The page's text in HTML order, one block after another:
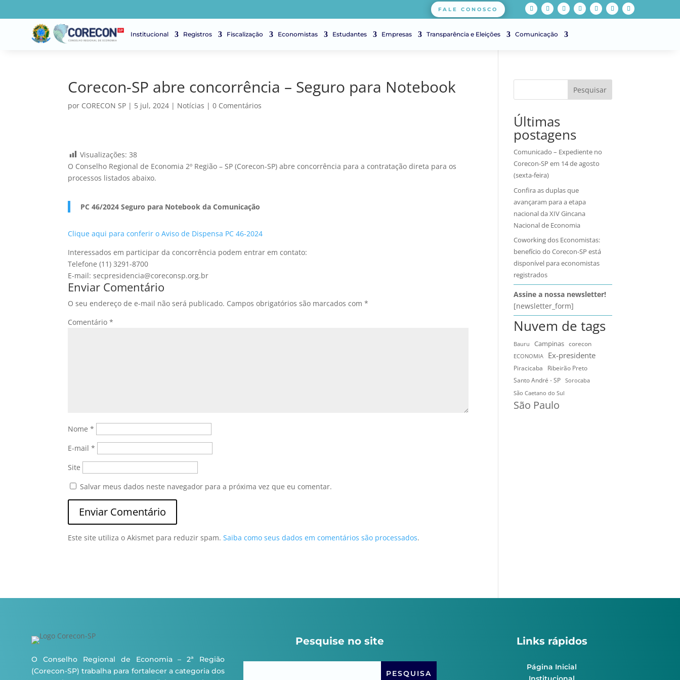
FALE CONOSCO
Institucional Registros Fiscalização Economistas Estudantes Empresas Transparência e Eleições Comunicação
Corecon-SP abre concorrência – Seguro para Notebook
por CORECON SP | 5 jul, 2024 | Notícias |0 Comentários
Visualizações: 38
O Conselho Regional de Economia 2º Região – SP (Corecon-SP) abre concorrência para a contratação direta para os
processos listados abaixo.
PC 46/2024 Seguro para Notebook da Comunicação
Clique aqui para conferir o Aviso de Dispensa PC 46-2024
Interessados em participar da concorrência podem entrar em contato:
Telefone (11) 3291-8700
E-mail: secpresidencia@coreconsp.org.br
Enviar Comentário
O seu endereço de e-mail não será publicado. Campos obrigatórios são marcados com*
Comentário*
Nome*
E-mail*
Site
Salvar meus dados neste navegador para a próxima vez que eu comentar.
Este site utiliza o Akismet para reduzir spam.Saiba como seus dados em comentários são processados.
Pesquisar
Últimas
postagens
Comunicado – Expediente no
Corecon-SP em 14 de agosto
(sexta-feira)
Confira as duplas que
avançaram para a etapa
nacional da XIV Gincana
Nacional de Economia
Coworking dos Economistas:
benefício do Corecon-SP está
disponível para economistas
registrados
Assine a nossa newsletter!
[newsletter_form]
Nuvem de tags
Bauru Campinas
corecon
ECONOMIA
Ex-presidente
Piracicaba
Ribeirão Preto
Santo André - SP
Sorocaba
São Caetano do Sul
São Paulo
O Conselho Regional de Economia – 2ª Região
(Corecon-SP) trabalha para fortalecer a categoria dos
Pesquise no site Links rápidos
Página Inicial